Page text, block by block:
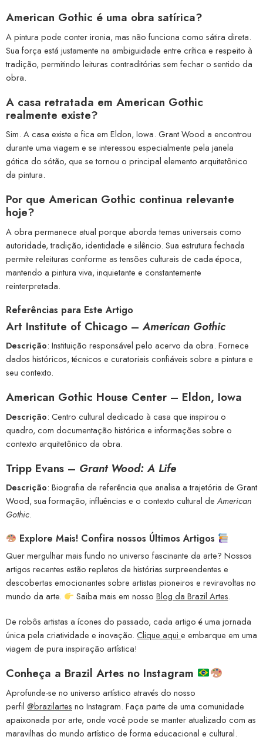
American Gothic é uma obra satírica?
A pintura pode conter ironia, mas não funciona como sátira direta.
Sua força está justamente na ambiguidade entre crítica e respeito à
tradição, permitindo leituras contraditórias sem fechar o sentido da
obra.
A casa retratada em American Gothic
realmente existe?
Sim. A casa existe e fica em Eldon, Iowa. Grant Wood a encontrou
durante uma viagem e se interessou especialmente pela janela
gótica do sótão, que se tornou o principal elemento arquitetônico
da pintura.
Por que American Gothic continua relevante
hoje?
A obra permanece atual porque aborda temas universais como
autoridade, tradição, identidade e silêncio. Sua estrutura fechada
permite releituras conforme as tensões culturais de cada época,
mantendo a pintura viva, inquietante e constantemente
reinterpretada.
Referências para Este Artigo
Art Institute of Chicago –American Gothic
Descrição: Instituição responsável pelo acervo da obra. Fornece
dados históricos, técnicos e curatoriais confiáveis sobre a pintura e
seu contexto.
American Gothic House Center – Eldon, Iowa
Descrição: Centro cultural dedicado à casa que inspirou o
quadro, com documentação histórica e informações sobre o
contexto arquitetônico da obra.
Tripp Evans – Grant Wood: A Life
Descrição: Biografia de referência que analisa a trajetória de Grant
Wood, sua formação, influências e o contexto cultural de American
Gothic.
Explore Mais! Confira nossos Últimos Artigos
Quer mergulhar mais fundo no universo fascinante da arte? Nossos
artigos recentes estão repletos de histórias surpreendentes e
descobertas emocionantes sobre artistas pioneiros e reviravoltas no
mundo da arte.
Saiba mais em nosso Blog da Brazil Artes.
De robôs artistas a ícones do passado, cada artigo é uma jornada
única pela criatividade e inovação. Clique aqui e embarque em uma
viagem de pura inspiração artística!
Conheça a Brazil Artes no Instagram
Aprofunde-se no universo artístico através do nosso
perfil @brazilartes no Instagram. Faça parte de uma comunidade
apaixonada por arte, onde você pode se manter atualizado com as
maravilhas do mundo artístico de forma educacional e cultural.